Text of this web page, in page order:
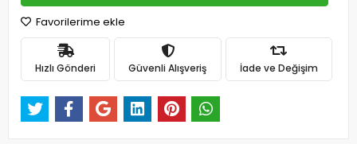
Favorilerime ekle
Hızlı Gönderi Güvenli Alışveriş İade ve Değişim